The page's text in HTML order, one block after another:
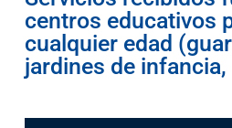
centros educativos
cualquier edad
jardines de infancia,